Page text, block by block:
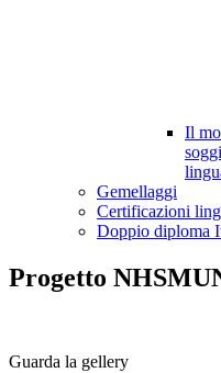
Il
Gemellaggi
Certificazioni
Doppio diploma
Progetto
Guarda la gellery